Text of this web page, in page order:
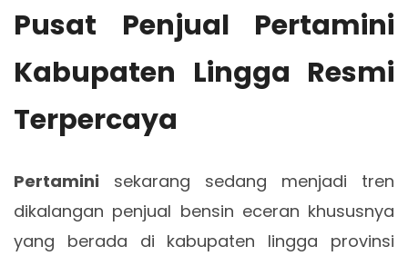
Pusat Penjual Pertamini
Kabupaten Lingga Resmi
Terpercaya
Pertamini sekarang sedang menjadi tren
dikalangan penjual bensin eceran khususnya
yang berada di kabupaten lingga provinsi